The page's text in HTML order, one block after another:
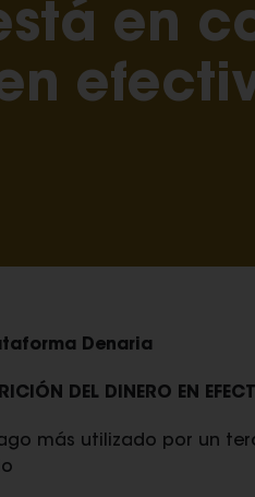
en
Denaria
DEL DINERO EN
más utilizado por un